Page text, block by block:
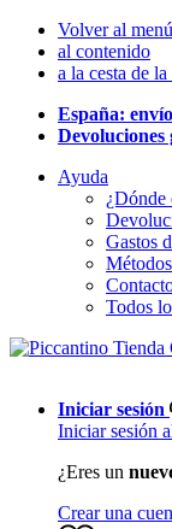
Volver al
al contenido
a la cesta de
España:
Devoluciones
Ayuda
¿Dónde
Gastos
Todos
Iniciar sesión
Iniciar sesión
¿Eres un
Crear una